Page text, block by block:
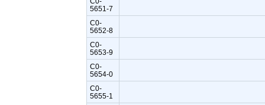
5651-7
C0-
5652-8
C0-
5653-9
C0-
5654-0
C0-
5655-1